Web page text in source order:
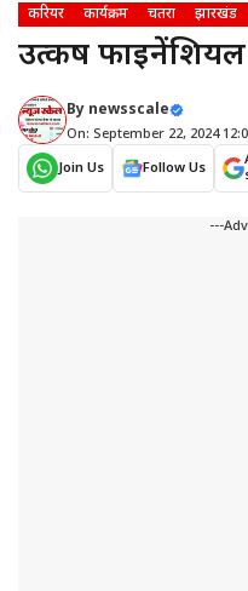
करियर कार्यक्रम चतरा झारखंड
उत्कर्ष
By newsscale
On: September 22, 2024
Join Us
Follow Us
---